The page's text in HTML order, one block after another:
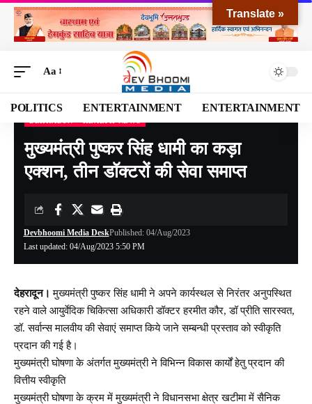
Aa
POLITICS ENTERTAINMENT ENTERTAINMENT
Devbhoomi Media >Blog>NATIONAL >UTTARAKHAND>DEHRADUN
मुख्यमंत्री पुष्कर सिंह धामी का कड़ा
एक्शन, तीन डॉक्टरों की सेवा समाप्त
Last updated: 04/Aug/2023 5:50 PM
Devbhoomi Media DeskPublished: 04/Aug/2023
देहरादून। मुख्यमंत्री पुष्कर सिंह धामी ने अपने कार्यस्थल से निरंतर अनुपस्थित
रहने वाले आयुर्वेदिक चिकित्सा अधिकारी डॉक्टर हरमीत कौर, डॉ प्रीति सारस्वत,
डॉ. सर्वान्स मालवीय की सेवाएं समाप्त किये जाने सम्बन्धी प्रस्ताव को स्वीकृति
प्रदान की गई है।
मुख्यमंत्री घोषणा के अंतर्गत मुख्यमंत्री ने विभिन्न विकास कार्यों हेतु प्रदान की
वित्तीय स्वीकृति
मुख्यमंत्री घोषणा के क्रम में मुख्यमंत्री ने विधानसभा क्षेत्र खटीमा में सैनिक
Translate »